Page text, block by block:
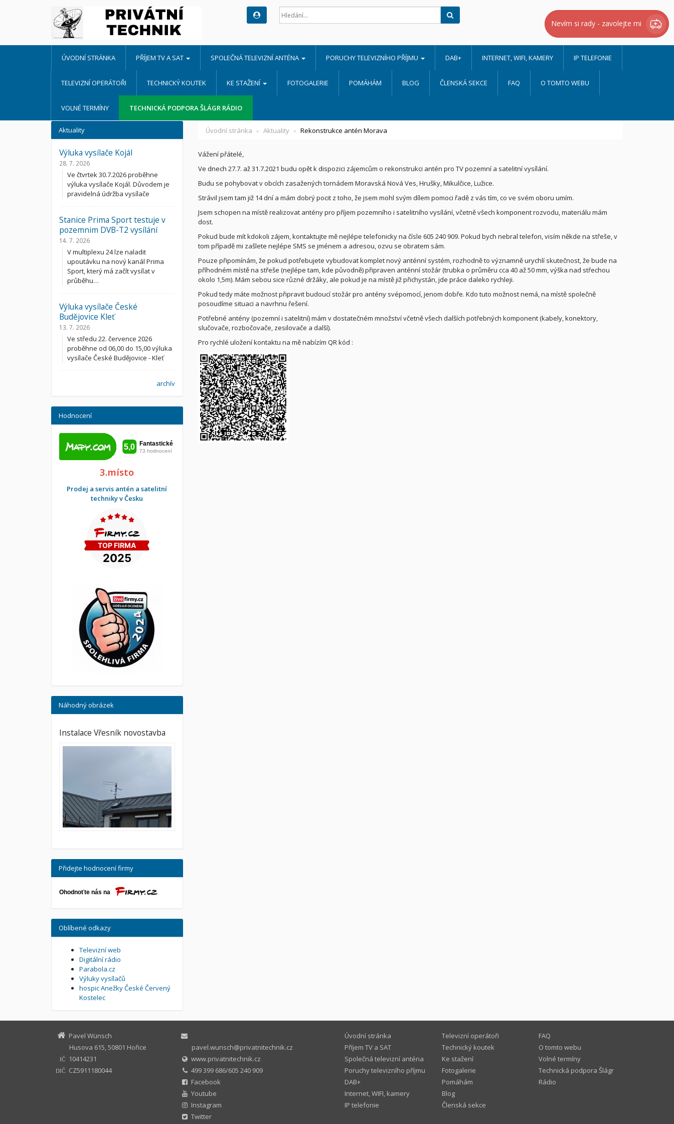
Nevím si rady - zavolejte mi
ÚVODNÍ STRÁNKA PŘÍJEM TV A SAT SPOLEČNÁ TELEVIZNÍ ANTÉNA PORUCHY TELEVIZNÍHO PŘÍJMU DAB+ INTERNET, WIFI, KAMERY IP TELEFONIE
TELEVIZNÍ OPERÁTOŘI TECHNICKÝ KOUTEK KE STAŽENÍ FOTOGALERIE POMÁHÁM BLOG ČLENSKÁ SEKCE FAQ O TOMTO WEBU
VOLNÉ TERMÍNY TECHNICKÁ PODPORA ŠLÁGR RÁDIO
Úvodní stránka Aktuality Rekonstrukce antén Morava
Vážení přátelé,
Ve dnech 27.7. až 31.7.2021 budu opět k dispozici zájemcům o rekonstrukci antén pro TV pozemní a satelitní vysílání.
Budu se pohybovat v obcích zasažených tornádem Moravská Nová Ves, Hrušky, Mikulčice, Lužice.
Strávil jsem tam již 14 dní a mám dobrý pocit z toho, že jsem mohl svým dílem pomoci řadě z vás tím, co ve svém oboru umím.
Jsem schopen na místě realizovat antény pro příjem pozemního i satelitního vysílání, včetně všech komponent rozvodu, materiálu mám
dost.
Pokud bude mít kdokoli zájem, kontaktujte mě nejlépe telefonicky na čísle 605 240 909. Pokud bych nebral telefon, visím někde na střeše, v
tom případě mi zašlete nejlépe SMS se jménem a adresou, ozvu se obratem sám.
Pouze připomínám, že pokud potřebujete vybudovat komplet nový anténní systém, rozhodně to významně urychlí skutečnost, že bude na
příhodném místě na střeše (nejlépe tam, kde původně) připraven anténní stožár (trubka o průměru cca 40 až 50 mm, výška nad střechou
okolo 1,5m). Mám sebou sice různé držáky, ale pokud je na místě již přichystán, jde práce daleko rychleji.
Pokud tedy máte možnost připravit budoucí stožár pro antény svépomocí, jenom dobře. Kdo tuto možnost nemá, na místě společně
posoudíme situaci a navrhnu řešení.
Potřebné antény (pozemní i satelitní) mám v dostatečném množství včetně všech dalších potřebných komponent (kabely, konektory,
slučovače, rozbočovače, zesilovače a další).
Pro rychlé uložení kontaktu na mě nabízím QR kód :
Aktuality
Výluka vysílače Kojál
28. 7. 2026
Ve čtvrtek 30.7.2026 proběhne
výluka vysílače Kojál. Důvodem je
pravidelná údržba vysílače
Stanice Prima Sport testuje v
pozemnim DVB-T2 vysílání
14. 7. 2026
V multiplexu 24 lze naladit
upoutávku na nový kanál Prima
Sport, který má začít vysílat v
průběhu…
Výluka vysílače České
Budějovice Kleť
13. 7. 2026
Ve středu 22. července 2026
proběhne od 06,00 do 15,00 výluka
vysílače České Budějovice - Kleť
archív
Hodnocení
3.místo
Prodej a servis antén a satelitní
techniky v Česku
Náhodný obrázek
Instalace Vřesník novostavba
Přidejte hodnocení firmy
Oblíbené odkazy
Televizní web
Digitální rádio
Parabola.cz
Výluky vysílačů
hospic Anežky České Červený
Kostelec
Pavel Wünsch
Husova 615, 50801 Hořice
IČ 10414231
DIČ CZ5911180044
pavel.wunsch@privatnitechnik.cz
www.privatnitechnik.cz
499 399 686/605 240 909
Facebook
Youtube
Instagram
Twitter
Úvodní stránka
Příjem TV a SAT
Společná televizní anténa
Poruchy televizního příjmu
DAB+
Internet, WIFI, kamery
IP telefonie
Televizní operátoři
Technický koutek
Ke stažení
Fotogalerie
Pomáhám
Blog
Členská sekce
FAQ
O tomto webu
Volné termíny
Technická podpora Šlágr
Rádio